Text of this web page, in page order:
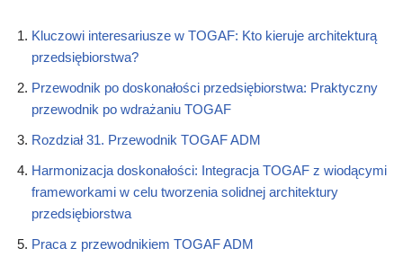
Kluczowi interesariusze w TOGAF: Kto kieruje architekturą
przedsiębiorstwa?
Przewodnik po doskonałości przedsiębiorstwa: Praktyczny
przewodnik po wdrażaniu TOGAF
Rozdział 31. Przewodnik TOGAF ADM
Harmonizacja doskonałości: Integracja TOGAF z wiodącymi
frameworkami w celu tworzenia solidnej architektury
przedsiębiorstwa
Praca z przewodnikiem TOGAF ADM